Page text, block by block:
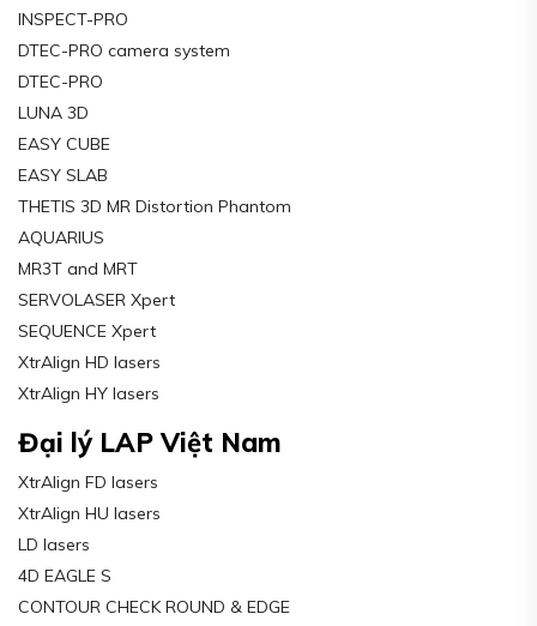
INSPECT-PRO
DTEC-PRO camera system
DTEC-PRO
LUNA 3D
EASY CUBE
EASY SLAB
THETIS 3D MR Distortion Phantom
AQUARIUS
MR3T and MRT
SERVOLASER Xpert
SEQUENCE Xpert
XtrAlign HD lasers
XtrAlign HY lasers
Đại lý LAP Việt Nam
XtrAlign FD lasers
XtrAlign HU lasers
LD lasers
4D EAGLE S
CONTOUR CHECK ROUND & EDGE